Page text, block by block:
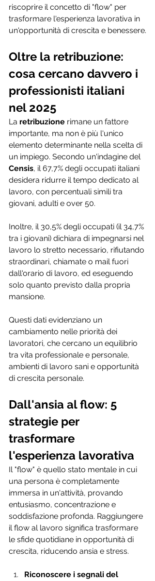
riscoprire il concetto di "flow" per
trasformare l'esperienza lavorativa in
un'opportunità di crescita e benessere.
Oltre la retribuzione:
cosa cercano davvero i
professionisti italiani
nel 2025
La retribuzione rimane un fattore
importante, ma non è più l'unico
elemento determinante nella scelta di
un impiego. Secondo un'indagine del
Censis, il 67,7% degli occupati italiani
desidera ridurre il tempo dedicato al
lavoro, con percentuali simili tra
giovani, adulti e over 50.
Inoltre, il 30,5% degli occupati (il 34,7%
tra i giovani) dichiara di impegnarsi nel
lavoro lo stretto necessario, rifiutando
straordinari, chiamate o mail fuori
dall'orario di lavoro, ed eseguendo
solo quanto previsto dalla propria
mansione.
Questi dati evidenziano un
cambiamento nelle priorità dei
lavoratori, che cercano un equilibrio
tra vita professionale e personale,
ambienti di lavoro sani e opportunità
di crescita personale.
Dall'ansia al flow: 5
strategie per
trasformare
l'esperienza lavorativa
Il "flow" è quello stato mentale in cui
una persona è completamente
immersa in un'attività, provando
entusiasmo, concentrazione e
soddisfazione profonda. Raggiungere
il flow al lavoro significa trasformare
le sfide quotidiane in opportunità di
crescita, riducendo ansia e stress.
Riconoscere i segnali del